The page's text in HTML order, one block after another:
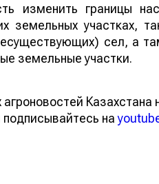
изменить границы
земельных участках,
сел, а
земельные участки.
Казахстана
подписывайтесь на